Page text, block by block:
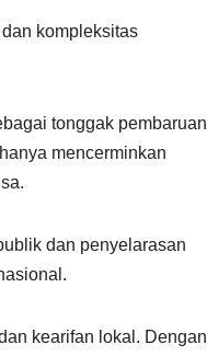
kompleksitas
tonggak pembaruan
mencerminkan
dan penyelarasan
kearifan lokal. Dengan